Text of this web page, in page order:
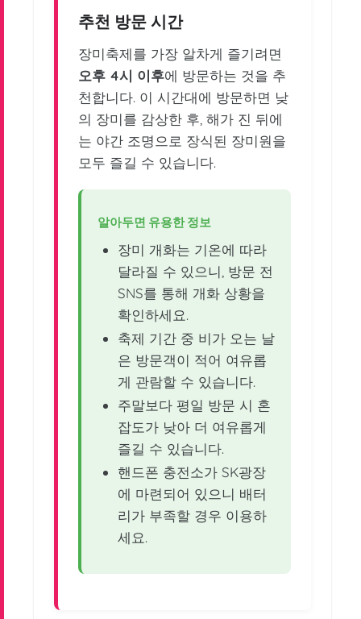
추천 방문 시간
장미축제를 가장 알차게 즐기려면
오후 4시 이후에 방문하는 것을 추
천합니다. 이 시간대에 방문하면 낮
의 장미를 감상한 후, 해가 진 뒤에
는 야간 조명으로 장식된 장미원을
모두 즐길 수 있습니다.
알아두면 유용한 정보
장미 개화는 기온에 따라
달라질 수 있으니, 방문 전
SNS를 통해 개화 상황을
확인하세요.
축제 기간 중 비가 오는 날
은 방문객이 적어 여유롭
게 관람할 수 있습니다.
주말보다 평일 방문 시 혼
잡도가 낮아 더 여유롭게
즐길 수 있습니다.
핸드폰 충전소가 SK광장
에 마련되어 있으니 배터
리가 부족할 경우 이용하
세요.